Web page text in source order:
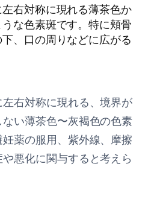
右対称に現れる薄茶色か
な色素斑です。特に頬骨
、口の周りなどに広がる
右対称に現れる、境界が
い薄茶色〜灰褐色の色素
薬の服用、紫外線、摩擦
悪化に関与すると考えら